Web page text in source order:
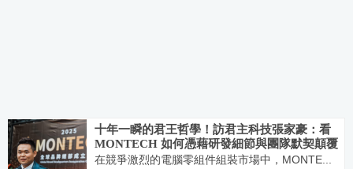
十年一瞬的君王哲學！訪君主科技張家豪：看
MONTECH 如何憑藉研發細節與團隊默契顛覆
電競市場
在競爭激烈的電腦零組件組裝市場中，MONTE...